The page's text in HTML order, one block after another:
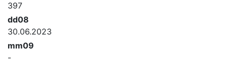
397
dd08
30.06.2023
mm09
-